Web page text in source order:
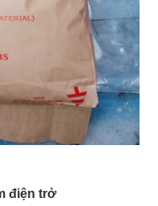
điện trở